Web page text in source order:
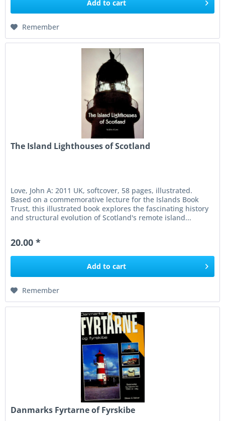
Add to cart
Remember
The Island Lighthouses of Scotland
Love, John A: 2011 UK, softcover, 58 pages, illustrated.
Based on a commemorative lecture for the Islands Book
Trust, this illustrated book explores the fascinating history
and structural evolution of Scotland's remote island...
20.00 *
Add to cart
Remember
Danmarks Fyrtarne of Fyrskibe